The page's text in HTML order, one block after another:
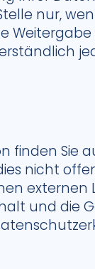
nur,
finden Sie
nicht
und die